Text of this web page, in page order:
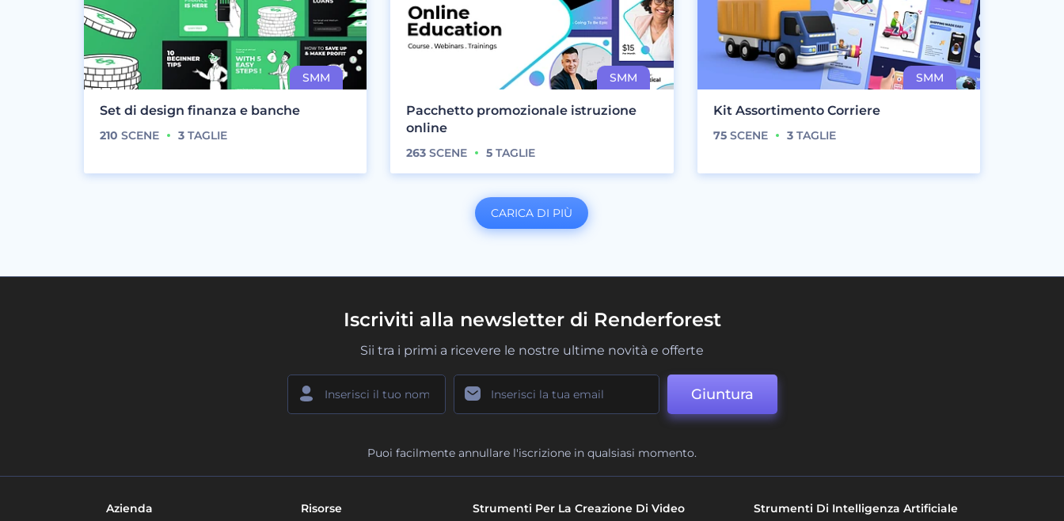
Set di design finanza e banche
210 SCENE 3 TAGLIE
Pacchetto promozionale istruzione
online
263 SCENE 5 TAGLIE
Kit Assortimento Corriere
75SCENE 3TAGLIE
CARICA DI PIÙ
Iscriviti alla newsletter di Renderforest
Sii tra i primi a ricevere le nostre ultime novità e offerte
Giuntura
Puoi facilmente annullare l'iscrizione in qualsiasi momento.
Azienda Risorse Strumenti Per La Creazione Di Video Strumenti Di Intelligenza Artificiale